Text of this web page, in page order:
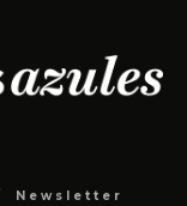
Newsletter